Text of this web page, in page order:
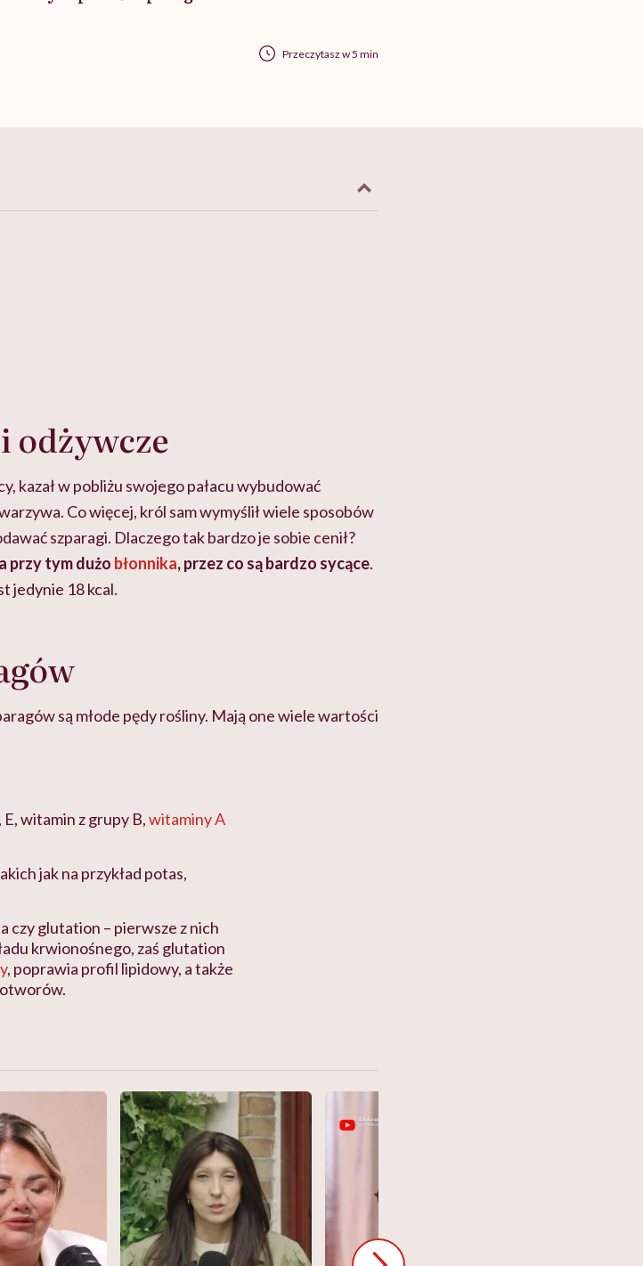
Przeczytasz w 5 min
odżywcze
kazał w pobliżu swojego pałacu wybudować
Co więcej, król sam wymyślił wiele sposobów
szparagi. Dlaczego tak bardzo je sobie cenił?
przy tym dużo błonnika, przez co są bardzo sycące.
jedynie 18 kcal.
są młode pędy rośliny. Mają one wiele wartości
witamin z grupy B,witaminy A
jak na przykład potas,
czy glutation – pierwsze z nich
krwionośnego, zaś glutation
, poprawia profil lipidowy, a także